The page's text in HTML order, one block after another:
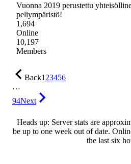
Vuonna 2019 perustettu
peliympäristö!
1,694
Online
10,197
Members
Back123456
…
94Next
Heads up: Server stats are
be up to one week out of date.
the last six